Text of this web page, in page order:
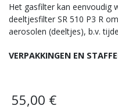
Het gasfilter kan eenvoudig
deeltjesfilter SR 510 P3 R
aerosolen (deeltjes), b.v.
VERPAKKINGEN EN
55,00 €